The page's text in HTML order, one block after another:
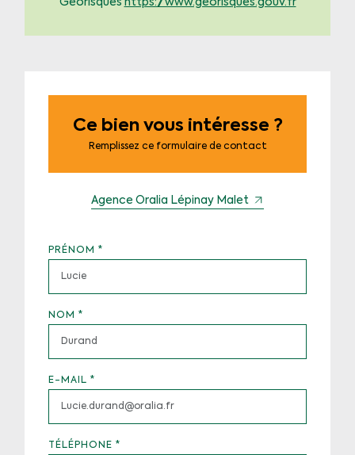
Géorisques https://www.georisques.gouv.fr
Ce bien vous intéresse ?
Remplissez ce formulaire de contact
Agence Oralia Lépinay Malet
PRÉNOM *
NOM *
E-MAIL *
TÉLÉPHONE *